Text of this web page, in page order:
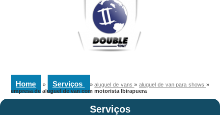
Home » Serviços »aluguel de vans»aluguel de van para shows »
empresa de aluguel de van com motorista Ibirapuera
Serviços